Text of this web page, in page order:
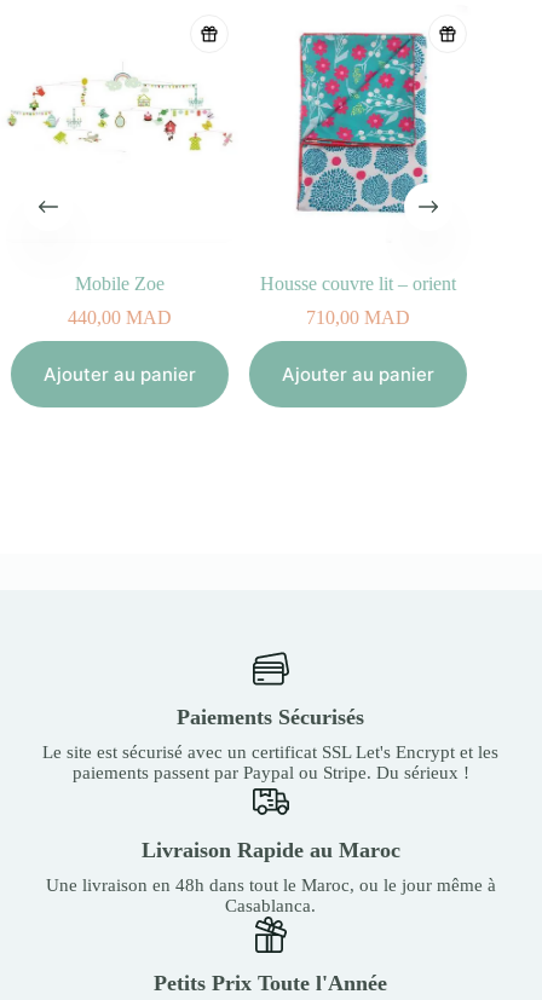
Mobile Zoe
440,00MAD
Ajouter au panier
Housse couvre lit – orient
710,00MAD
Ajouter au panier
Paiements Sécurisés
Le site est sécurisé avec un certificat SSL Let's Encrypt et les
paiements passent par Paypal ou Stripe. Du sérieux !
Livraison Rapide au Maroc
Une livraison en 48h dans tout le Maroc, ou le jour même à
Casablanca.
Petits Prix Toute l'Année